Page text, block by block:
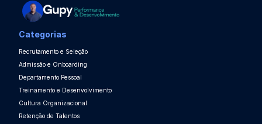
Categorias
Recrutamento e Seleção
Admissão e Onboarding
Departamento Pessoal
Treinamento e Desenvolvimento
Cultura Organizacional
Retenção de Talentos